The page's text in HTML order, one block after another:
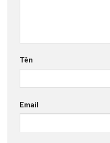
Tên
Email